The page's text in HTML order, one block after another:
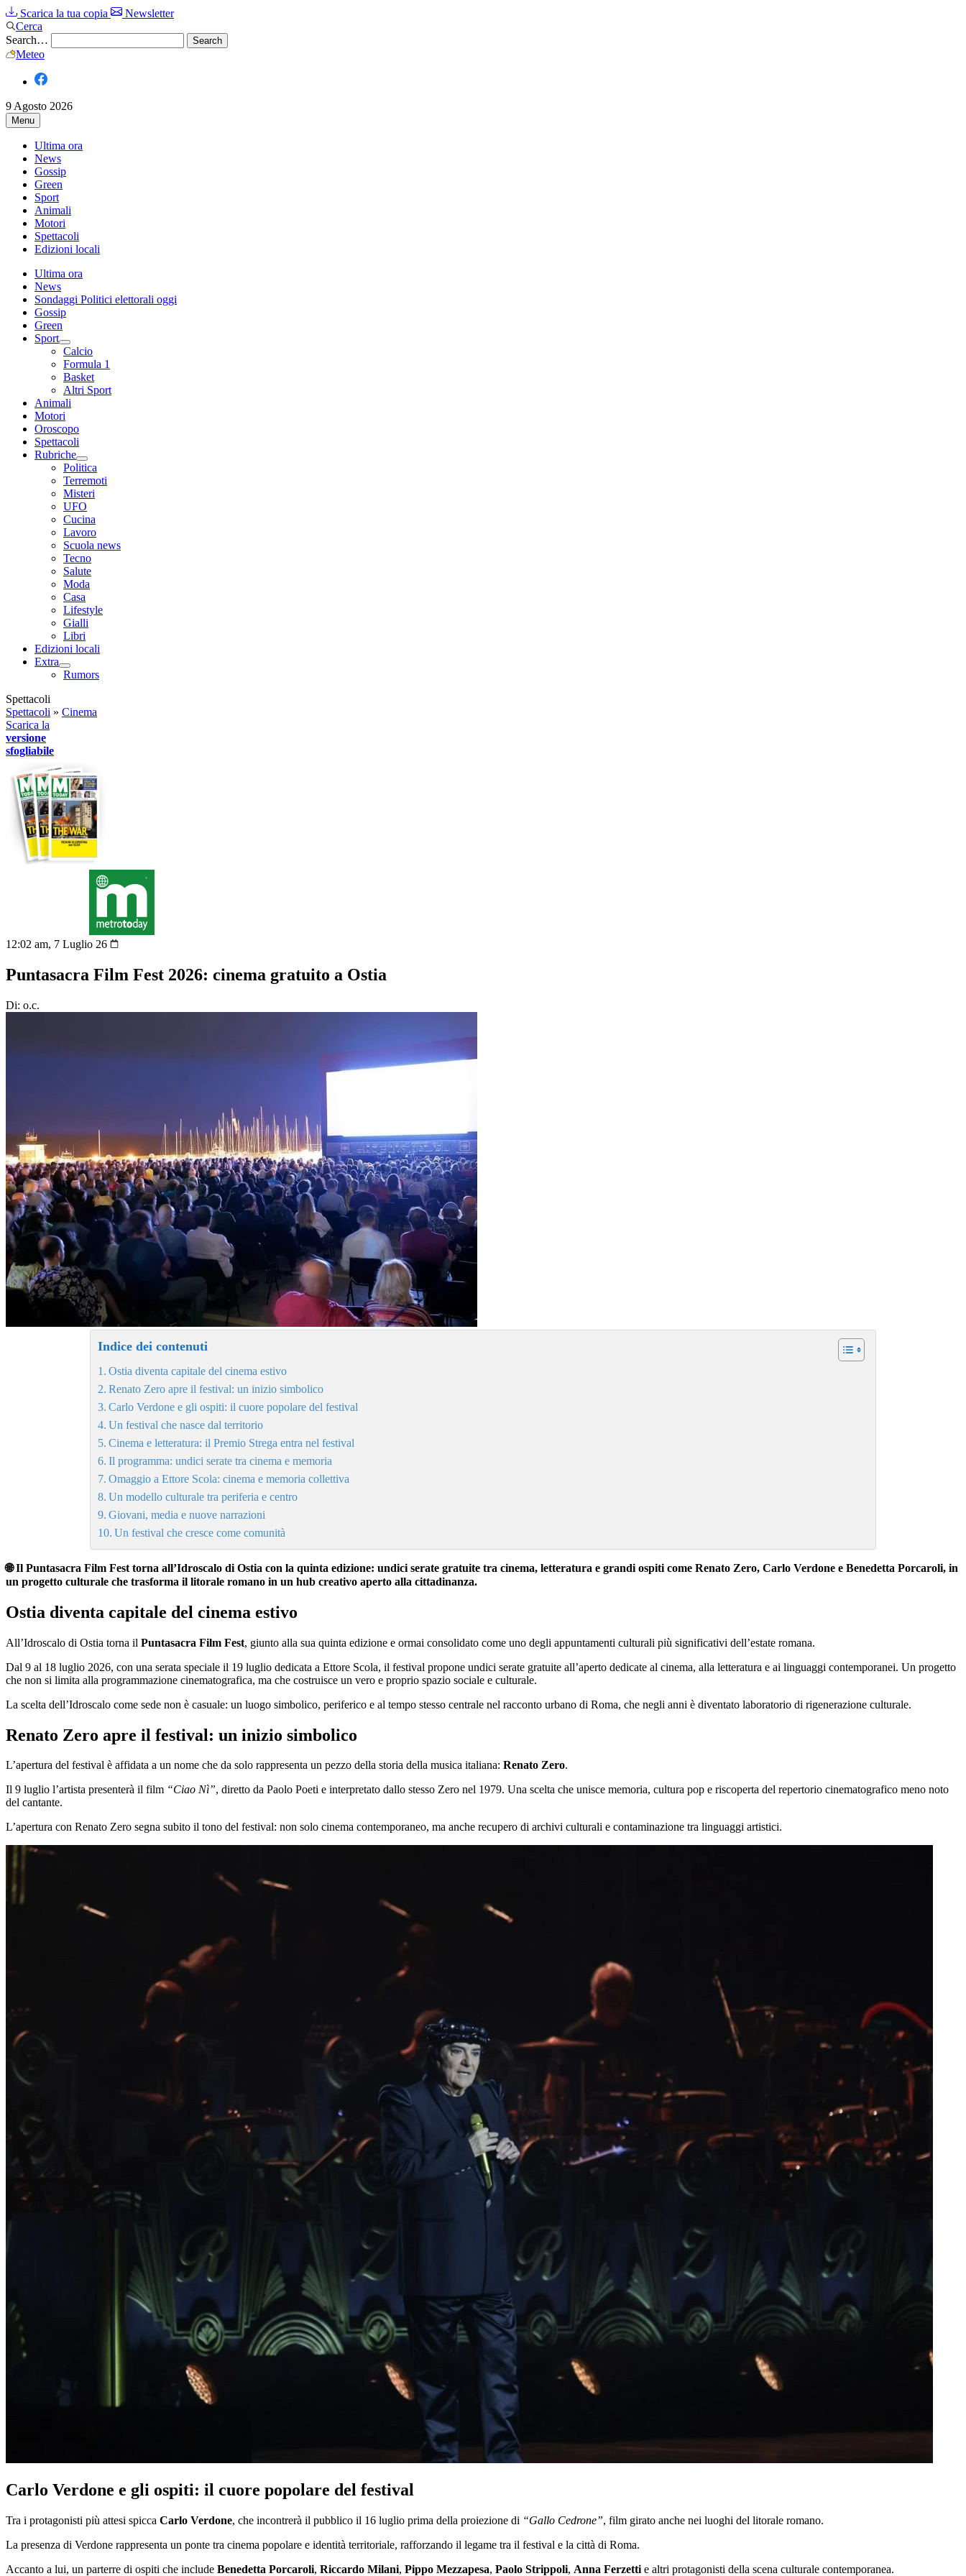
Scarica la tua copia
Newsletter
Cerca
Search…
Meteo
9 Agosto 2026
Menu
Ultima ora
News
Gossip
Green
Sport
Animali
Motori
Spettacoli
Edizioni locali
Ultima ora
News
Sondaggi Politici elettorali oggi
Gossip
Green
Sport
Calcio
Formula 1
Basket
Altri Sport
Animali
Motori
Oroscopo
Spettacoli
Rubriche
Politica
Terremoti
Misteri
UFO
Cucina
Lavoro
Scuola news
Tecno
Salute
Moda
Casa
Lifestyle
Gialli
Libri
Edizioni locali
Extra
Rumors
Spettacoli
Spettacoli » Cinema
Scarica la
versione
sfogliabile
12:02 am, 7 Luglio 26
Puntasacra Film Fest 2026: cinema gratuito a Ostia
Di: o.c.
Indice dei contenuti
Ostia diventa capitale del cinema estivo
Renato Zero apre il festival: un inizio simbolico
Carlo Verdone e gli ospiti: il cuore popolare del festival
Un festival che nasce dal territorio
Cinema e letteratura: il Premio Strega entra nel festival
Il programma: undici serate tra cinema e memoria
Omaggio a Ettore Scola: cinema e memoria collettiva
Un modello culturale tra periferia e centro
Giovani, media e nuove narrazioni
Un festival che cresce come comunità
🌐 Il Puntasacra Film Fest torna all’Idroscalo di Ostia con la quinta edizione: undici serate gratuite tra cinema, letteratura e grandi ospiti come Renato Zero, Carlo Verdone e Benedetta Porcaroli, in
un progetto culturale che trasforma il litorale romano in un hub creativo aperto alla cittadinanza.
Ostia diventa capitale del cinema estivo
All’Idroscalo di Ostia torna il Puntasacra Film Fest, giunto alla sua quinta edizione e ormai consolidato come uno degli appuntamenti culturali più significativi dell’estate romana.
Dal 9 al 18 luglio 2026, con una serata speciale il 19 luglio dedicata a Ettore Scola, il festival propone undici serate gratuite all’aperto dedicate al cinema, alla letteratura e ai linguaggi contemporanei. Un progetto
che non si limita alla programmazione cinematografica, ma che costruisce un vero e proprio spazio sociale e culturale.
La scelta dell’Idroscalo come sede non è casuale: un luogo simbolico, periferico e al tempo stesso centrale nel racconto urbano di Roma, che negli anni è diventato laboratorio di rigenerazione culturale.
Renato Zero apre il festival: un inizio simbolico
L’apertura del festival è affidata a un nome che da solo rappresenta un pezzo della storia della musica italiana: Renato Zero.
Il 9 luglio l’artista presenterà il film “Ciao Nì”, diretto da Paolo Poeti e interpretato dallo stesso Zero nel 1979. Una scelta che unisce memoria, cultura pop e riscoperta del repertorio cinematografico meno noto
del cantante.
L’apertura con Renato Zero segna subito il tono del festival: non solo cinema contemporaneo, ma anche recupero di archivi culturali e contaminazione tra linguaggi artistici.
Carlo Verdone e gli ospiti: il cuore popolare del festival
Tra i protagonisti più attesi spicca Carlo Verdone, che incontrerà il pubblico il 16 luglio prima della proiezione di “Gallo Cedrone”, film girato anche nei luoghi del litorale romano.
La presenza di Verdone rappresenta un ponte tra cinema popolare e identità territoriale, rafforzando il legame tra il festival e la città di Roma.
Accanto a lui, un parterre di ospiti che include Benedetta Porcaroli, Riccardo Milani, Pippo Mezzapesa, Paolo Strippoli, Anna Ferzetti e altri protagonisti della scena culturale contemporanea.